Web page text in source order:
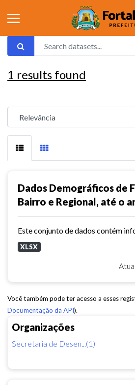
Organizações
Secretaria de Desen...(1)
1 results found
Dados Demográficos de
Bairro e Regional, até o
XLSX
Você também pode ter acesso a esses
Documentação da API).